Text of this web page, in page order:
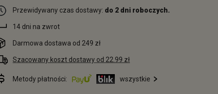
Przewidywany czas dostawy: do 2 dni roboczych.
14 dni na zwrot
Darmowa dostawa od 249 zł
Szacowany koszt dostawy od 22.99 zł
Metody płatności: wszystkie